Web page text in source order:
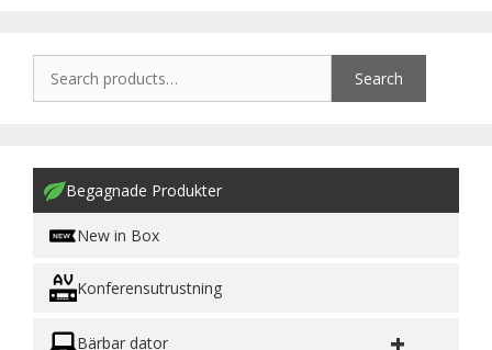
Search
Begagnade Produkter
New in Box
Konferensutrustning
Bärbar dator